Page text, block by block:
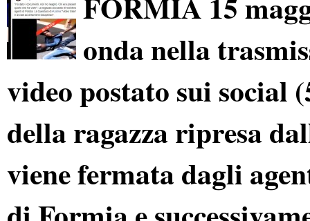
onda nella
video postato sui
della ragazza ripresa
viene fermata dagli